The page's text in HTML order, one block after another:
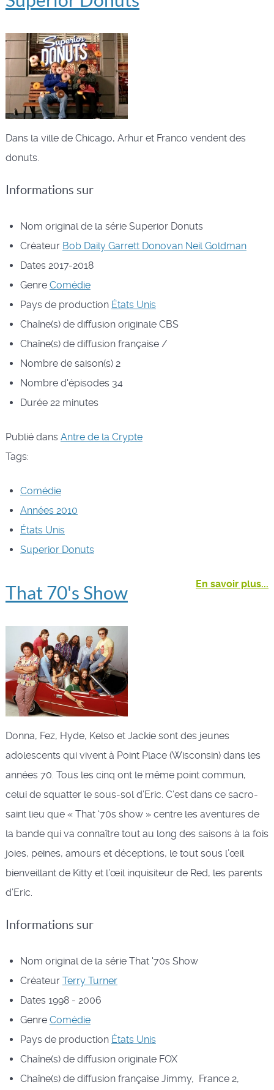
Dans la ville de Chicago, Arhur et Franco vendent des
donuts.
Informations sur
Nom original de la série Superior Donuts
Créateur Bob DailyGarrett DonovanNeil Goldman
Dates 2017-2018
Genre Comédie
Pays de production États Unis
Chaîne(s) de diffusion originale CBS
Chaîne(s) de diffusion française /
Nombre de saison(s) 2
Nombre d'épisodes 34
Durée 22 minutes
Publié dans Antre de la Crypte
Tags:
Comédie
Années 2010
États Unis
Superior Donuts
En savoir plus...
That 70's Show
Donna, Fez, Hyde, Kelso et Jackie sont des jeunes
adolescents qui vivent à Point Place (Wisconsin) dans les
années 70. Tous les cinq ont le même point commun,
celui de squatter le sous-sol d’Eric. C’est dans ce sacro-
saint lieu que « That ‘70s show » centre les aventures de
la bande qui va connaître tout au long des saisons à la fois
joies, peines, amours et déceptions, le tout sous l’œil
bienveillant de Kitty et l’œil inquisiteur de Red, les parents
d’Eric.
Informations sur
Nom original de la série That '70s Show
Créateur Terry Turner
Dates 1998 - 2006
Genre Comédie
Pays de production États Unis
Chaîne(s) de diffusion originale FOX
Chaîne(s) de diffusion française Jimmy, France 2,